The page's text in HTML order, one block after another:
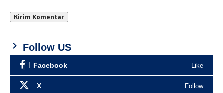
Follow US
Facebook Like
X Follow